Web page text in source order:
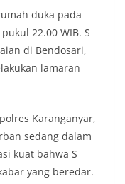
duka pada
22.00 WIB. S
di Bendosari,
lamaran
Karanganyar,
sedang dalam
kuat bahwa S
yang beredar.